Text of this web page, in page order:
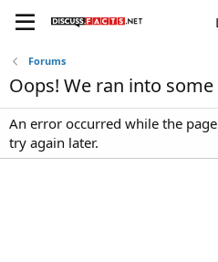
Forums
Oops! We ran into
An error occurred while the
try again later.